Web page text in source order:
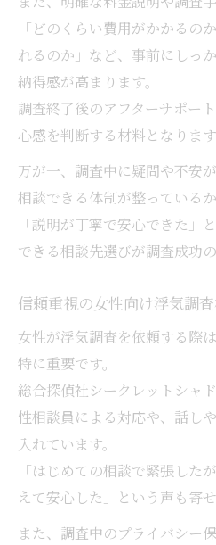
「どのくらい費用がかかるの
れるのか」など、事前にしっ
納得感が高まります。
調査終了後のアフターサポー
心感を判断する材料となります
万が一、調査中に疑問や不安
相談できる体制が整っている
「説明が丁寧で安心できた」
できる相談先選びが調査成功
信頼重視の女性向け浮気調
女性が浮気調査を依頼する際
特に重要です。
総合探偵社シークレットシャ
性相談員による対応や、話し
入れています。
「はじめての相談で緊張した
えて安心した」という声も寄せ
また、調査中のプライバシー